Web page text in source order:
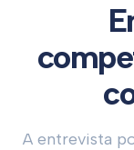
A entrevista